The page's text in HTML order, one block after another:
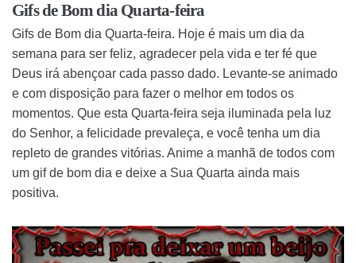
Gifs de Bom dia Quarta-feira
Gifs de Bom dia Quarta-feira. Hoje é mais um dia da
semana para ser feliz, agradecer pela vida e ter fé que
Deus irá abençoar cada passo dado. Levante-se animado
e com disposição para fazer o melhor em todos os
momentos. Que esta Quarta-feira seja iluminada pela luz
do Senhor, a felicidade prevaleça, e você tenha um dia
repleto de grandes vitórias. Anime a manhã de todos com
um gif de bom dia e deixe a Sua Quarta ainda mais
positiva.